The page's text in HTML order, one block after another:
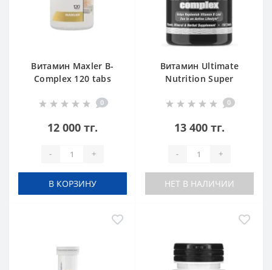
Витамин Maxler B-
Complex 120 tabs
0
12 000 тг.
- +
В КОРЗИНУ
Витамин Ultimate
Nutrition Super
tab
0
13 400 тг.
- +
НЕТ В НАЛИЧИИ